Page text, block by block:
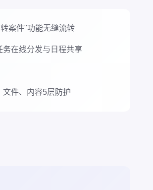
案件"功能无缝流转
务在线分发与日程共享
件、内容5层防护